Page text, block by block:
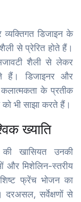
डिजाइन के
से प्रेरित होते हैं।
शैली से लेकर
हैं। डिजाइनर और
कलात्मकता के प्रतीक
भी साझा करते हैं।
ख्याति
खासियत उनकी
और मिशेलिन-स्तरीय
फ्रेंच भोजन का
सर्वेक्षणों से